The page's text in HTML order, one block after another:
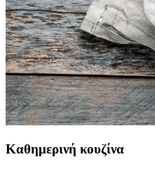
Καθημερινή κουζίνα